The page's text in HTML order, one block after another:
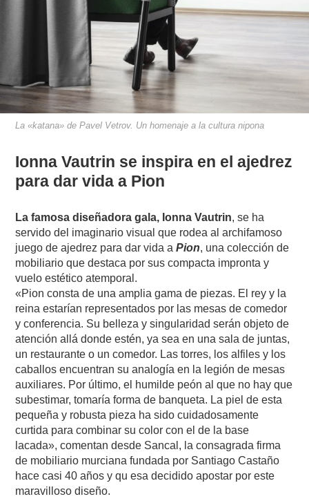
La «katana» de Pavel Vetrov. Un homenaje a la cultura nipona
Ionna Vautrin se inspira en el ajedrez
para dar vida a Pion
La famosa diseñadora gala, Ionna Vautrin, se ha
servido del imaginario visual que rodea al archifamoso
juego de ajedrez para dar vida aPion, una colección de
mobiliario que destaca por sus compacta impronta y
vuelo estético atemporal.
«Pion consta de una amplia gama de piezas. El rey y la
reina estarían representados por las mesas de comedor
y conferencia. Su belleza y singularidad serán objeto de
atención allá donde estén, ya sea en una sala de juntas,
un restaurante o un comedor. Las torres, los alfiles y los
caballos encuentran su analogía en la legión de mesas
auxiliares. Por último, el humilde peón al que no hay que
subestimar, tomaría forma de banqueta. La piel de esta
pequeña y robusta pieza ha sido cuidadosamente
curtida para combinar su color con el de la base
lacada», comentan desde Sancal, la consagrada firma
de mobiliario murciana fundada por Santiago Castaño
hace casi 40 años y qu esa decidido apostar por este
maravilloso diseño.